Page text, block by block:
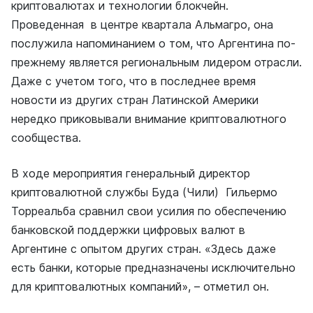
криптовалютах и технологии блокчейн.
Проведенная в центре квартала Альмагро, она
послужила напоминанием о том, что Аргентина по-
прежнему является региональным лидером отрасли.
Даже с учетом того, что в последнее время
новости из других стран Латинской Америки
нередко приковывали внимание криптовалютного
сообщества.
В ходе мероприятия генеральный директор
криптовалютной службы Буда (Чили) Гильермо
Торреальба сравнил свои усилия по обеспечению
банковской поддержки цифровых валют в
Аргентине с опытом других стран. «Здесь даже
есть банки, которые предназначены исключительно
для криптовалютных компаний», – отметил он.